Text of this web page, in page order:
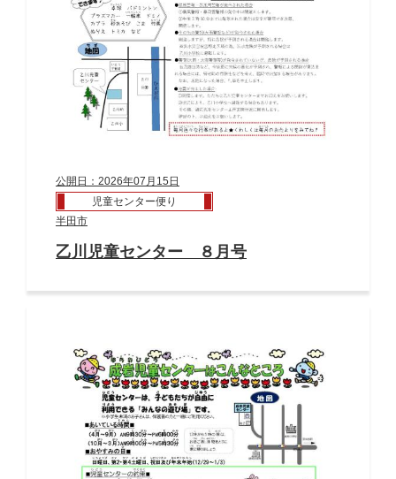
公開日：2026年07月15日
児童センター便り
半田市
乙川児童センター ８月号